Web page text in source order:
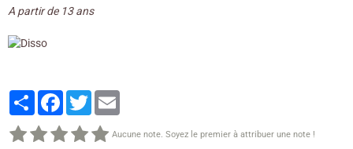
A partir de 13 ans
PartagerFacebook
Twitter
Aucune note. Soyez le premier à attribuer une note !